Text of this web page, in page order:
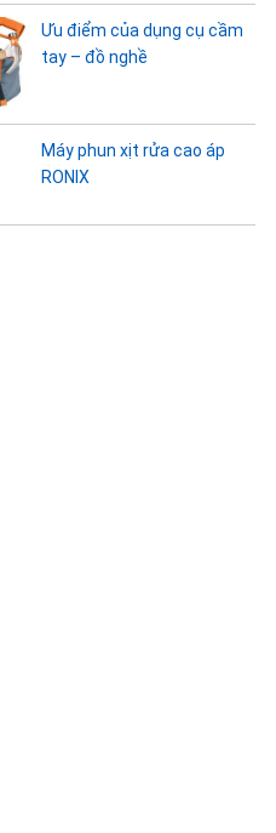
Ưu điểm của dụng cụ cầm
tay – đồ nghề
Máy phun xịt rửa cao áp
RONIX